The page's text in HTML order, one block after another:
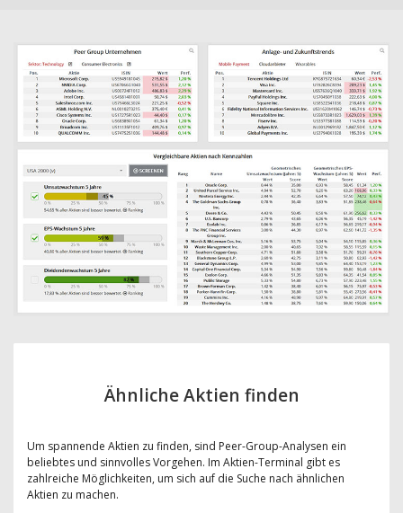
Ähnliche Aktien finden
Um spannende Aktien zu finden, sind Peer-Group-Analysen ein
beliebtes und sinnvolles Vorgehen. Im Aktien-Terminal gibt es
zahlreiche Möglichkeiten, um sich auf die Suche nach ähnlichen
Aktien zu machen.